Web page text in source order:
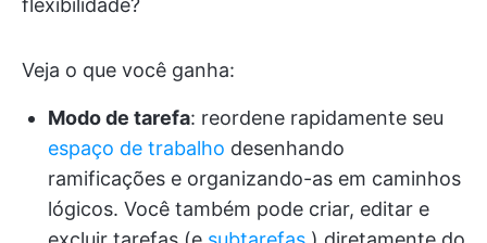
flexibilidade?
Veja o que você ganha:
Modo de tarefa: reordene rapidamente seu
espaço de trabalho desenhando
ramificações e organizando-as em caminhos
lógicos. Você também pode criar, editar e